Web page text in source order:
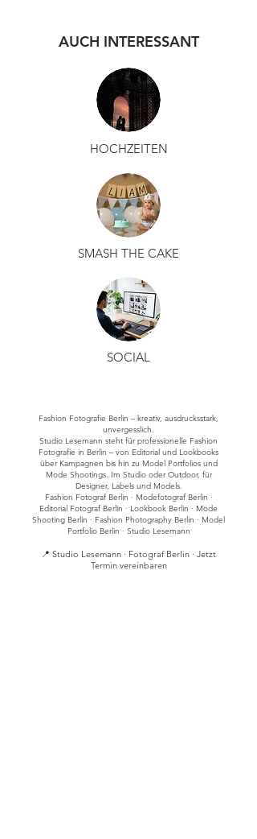
AUCH INTERESSANT
HOCHZEITEN
SMASH THE CAKE
SOCIAL
Fashion Fotografie Berlin – kreativ, ausdrucksstark,
unvergesslich.
Studio Lesemann steht für professionelle Fashion
Fotografie in Berlin – von Editorial und Lookbooks
über Kampagnen bis hin zu Model Portfolios und
Mode Shootings. Im Studio oder Outdoor, für
Designer, Labels und Models.
Fashion Fotograf Berlin · Modefotograf Berlin ·
Editorial Fotograf Berlin · Lookbook Berlin · Mode
Shooting Berlin · Fashion Photography Berlin · Model
Portfolio Berlin · Studio Lesemann
📍 Studio Lesemann · Fotograf Berlin · Jetzt
Termin vereinbaren